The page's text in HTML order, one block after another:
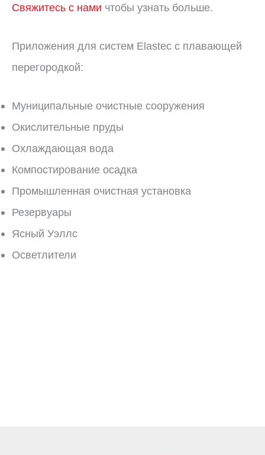
Свяжитесь с нами чтобы узнать больше.
Приложения для систем Elastec с плавающей
перегородкой:
Муниципальные очистные сооружения
Окислительные пруды
Охлаждающая вода
Компостирование осадка
Промышленная очистная установка
Резервуары
Ясный Уэллс
Осветлители